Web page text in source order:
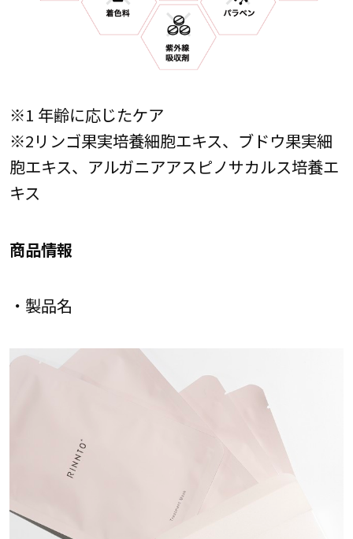
※1 年齢に応じたケア
※2リンゴ果実培養細胞エキス、ブドウ果実細
胞エキス、アルガニアアスピノサカルス培養エ
キス
商品情報
・製品名